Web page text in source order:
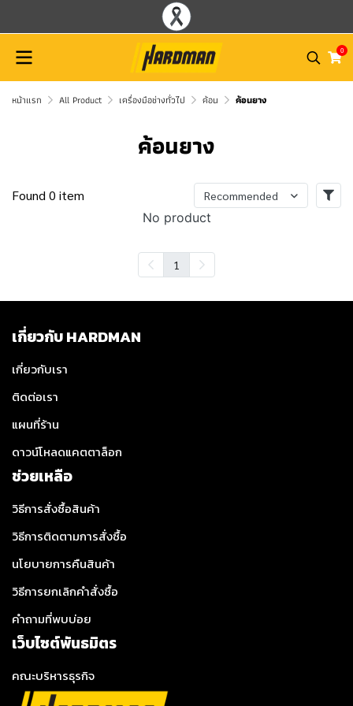
0
หน้าแรก All Product เครื่องมือช่างทั่วไป ค้อน ค้อนยาง
ค้อนยาง
Found 0 item Recommended
No product
1
เกี่ยวกับ HARDMAN
เกี่ยวกับเรา
ติดต่อเรา
แผนที่ร้าน
ดาวน์โหลดแคตตาล็อก
ช่วยเหลือ
วิธีการสั่งซื้อสินค้า
วิธีการติดตามการสั่งซื้อ
นโยบายการคืนสินค้า
วิธีการยกเลิกคำสั่งซื้อ
คำถามที่พบบ่อย
เว็บไซต์พันธมิตร
คณะบริหารธุรกิจ